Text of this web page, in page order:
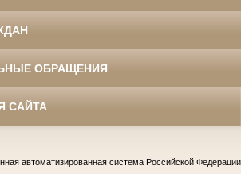
ОБРАЩЕНИЯ
САЙТА
автоматизированная система Российской